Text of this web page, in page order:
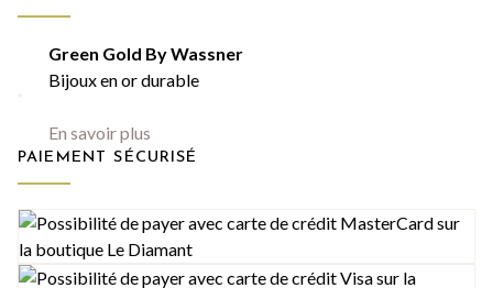
Green Gold By Wassner
Bijoux en or durable
En savoir plus
PAIEMENT SÉCURISÉ